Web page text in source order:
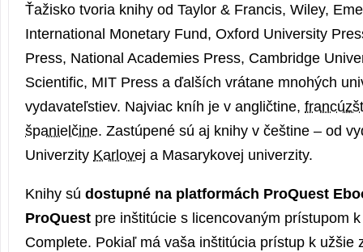
Ťažisko tvoria knihy od Taylor & Francis, Wiley,
International Monetary Fund, Oxford University
Press, National Academies Press, Cambridge
Scientific, MIT Press a ďalších vrátane mnohých
vydavateľstiev. Najviac kníh je v angličtine,
španielčine. Zastúpené sú aj knihy v češtine – od
Univerzity Karlovej a Masarykovej univerzity.
Knihy sú dostupné na platformách ProQuest
ProQuest pre inštitúcie s licencovaným prístupom
Complete. Pokiaľ má vaša inštitúcia prístup k užšie